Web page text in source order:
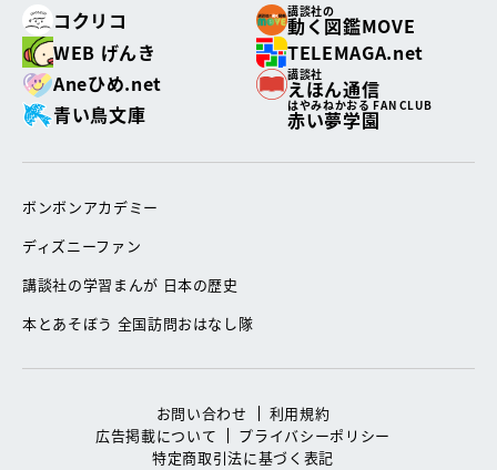
コクリコ
講談社の
動く図鑑MOVE
WEB げんき
TELEMAGA.net
Aneひめ.net
講談社
えほん通信
青い鳥文庫
はやみねかおる FAN CLUB
赤い夢学園
ボンボンアカデミー
ディズニーファン
講談社の学習まんが 日本の歴史
本とあそぼう 全国訪問おはなし隊
お問い合わせ
利用規約
広告掲載について
プライバシーポリシー
特定商取引法に基づく表記